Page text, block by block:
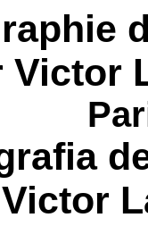
Victor